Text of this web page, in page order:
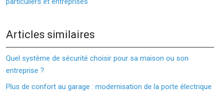
Articles similaires
Quel système de sécurité choisir pour sa maison ou son
entreprise ?
Plus de confort au garage : modernisation de la porte électrique